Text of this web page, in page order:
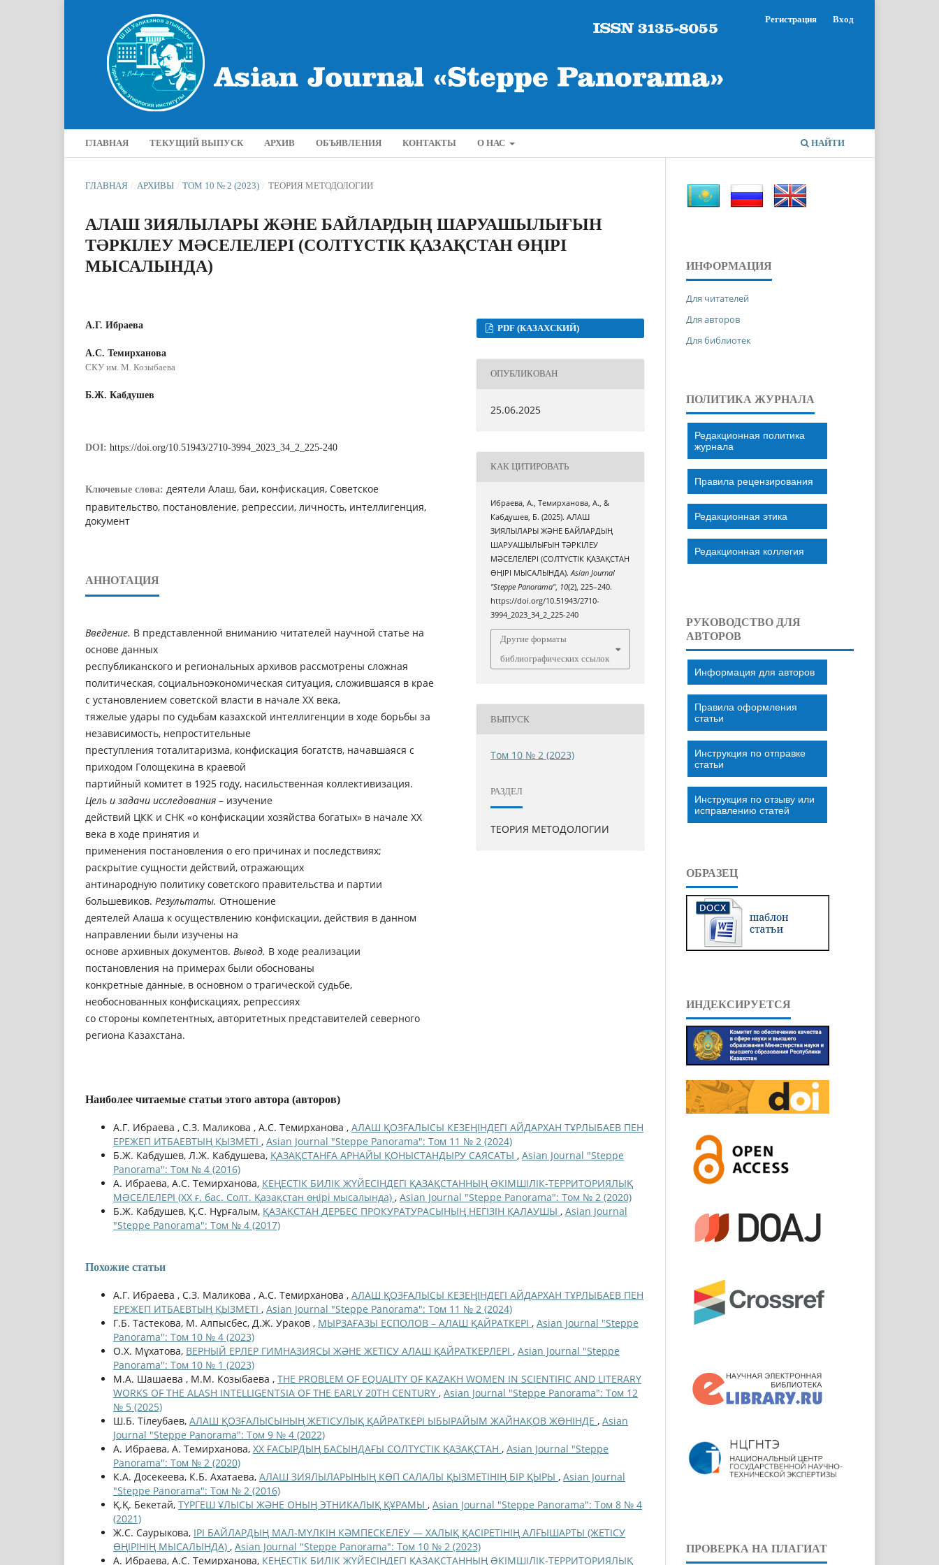
ГЛАВНАЯ ТЕКУЩИЙ ВЫПУСК АРХИВ ОБЪЯВЛЕНИЯ КОНТАКТЫ О НАС НАЙТИ
Регистрация Вход
ГЛАВНАЯ / АРХИВЫ / ТОМ 10 № 2 (2023) / ТЕОРИЯ МЕТОДОЛОГИИ
АЛАШ ЗИЯЛЫЛАРЫ ЖӘНЕ БАЙЛАРДЫҢ ШАРУАШЫЛЫҒЫН
ТӘРКІЛЕУ МӘСЕЛЕЛЕРІ (СОЛТҮСТІК ҚАЗАҚСТАН ӨҢІРІ
МЫСАЛЫНДА)
А.Г. Ибраева
А.С. Темирханова
СКУ им. М. Козыбаева
Б.Ж. Кабдушев
DOI: https://doi.org/10.51943/2710-3994_2023_34_2_225-240
Ключевые слова: деятели Алаш, баи, конфискация, Советское
правительство, постановление, репрессии, личность, интеллигенция,
документ
АННОТАЦИЯ
Введение. В представленной вниманию читателей научной статье на
основе данных
республиканского и региональных архивов рассмотрены сложная
политическая, социальноэкономическая ситуация, сложившаяся в крае
с установлением советской власти в начале ХХ века,
тяжелые удары по судьбам казахской интеллигенции в ходе борьбы за
независимость, непростительные
преступления тоталитаризма, конфискация богатств, начавшаяся с
приходом Голощекина в краевой
партийный комитет в 1925 году, насильственная коллективизация.
Цель и задачи исследования – изучение
действий ЦКК и СНК «о конфискации хозяйства богатых» в начале ХХ
века в ходе принятия и
применения постановления о его причинах и последствиях;
раскрытие сущности действий, отражающих
антинародную политику советского правительства и партии
большевиков. Результаты. Отношение
деятелей Алаша к осуществлению конфискации, действия в данном
направлении были изучены на
основе архивных документов. Вывод. В ходе реализации
постановления на примерах были обоснованы
конкретные данные, в основном о трагической судьбе,
необоснованных конфискациях, репрессиях
со стороны компетентных, авторитетных представителей северного
региона Казахстана.
PDF (КАЗАХСКИЙ)
ОПУБЛИКОВАН
25.06.2025
КАК ЦИТИРОВАТЬ
Ибраева, А., Темирханова, А., &
Кабдушев, Б. (2025). АЛАШ
ЗИЯЛЫЛАРЫ ЖӘНЕ БАЙЛАРДЫҢ
ШАРУАШЫЛЫҒЫН ТӘРКІЛЕУ
МӘСЕЛЕЛЕРІ (СОЛТҮСТІК ҚАЗАҚСТАН
ӨҢІРІ МЫСАЛЫНДА).Asian Journal
"Steppe Panorama", 10(2), 225–240.
https://doi.org/10.51943/2710-
3994_2023_34_2_225-240
Другие форматы
библиографических ссылок
ВЫПУСК
Том 10 № 2 (2023)
РАЗДЕЛ
ТЕОРИЯ МЕТОДОЛОГИИ
Наиболее читаемые статьи этого автора (авторов)
А.Г. Ибраева , С.З. Маликова , А.С. Темирханова , АЛАШ ҚОЗҒАЛЫСЫ КЕЗЕҢІНДЕГІ АЙДАРХАН ТҰРЛЫБАЕВ ПЕН
ЕРЕЖЕП ИТБАЕВТЫҢ ҚЫЗМЕТІ , Asian Journal "Steppe Panorama": Том 11 № 2 (2024)
Б.Ж. Кабдушев, Л.Ж. Кабдушева, ҚАЗАҚСТАНҒА АРНАЙЫ ҚОНЫСТАНДЫРУ САЯСАТЫ , Asian Journal "Steppe
Panorama": Том № 4 (2016)
А. Ибраева, А.С. Темирханова, КЕҢЕСТІК БИЛІК ЖҮЙЕСІНДЕГІ ҚАЗАҚСТАННЫҢ ƏКІМШІЛІК-ТЕРРИТОРИЯЛЫҚ
МƏСЕЛЕЛЕРІ (ХХ ғ. бас. Солт. Қазақстан өңірі мысалында) , Asian Journal "Steppe Panorama": Том № 2 (2020)
Б.Ж. Кабдушев, Қ.С. Нұрғалым, ҚАЗАҚСТАН ДЕРБЕС ПРОКУРАТУРАСЫНЫҢ НЕГІЗІН ҚАЛАУШЫ , Asian Journal
"Steppe Panorama": Том № 4 (2017)
Похожие статьи
А.Г. Ибраева , С.З. Маликова , А.С. Темирханова , АЛАШ ҚОЗҒАЛЫСЫ КЕЗЕҢІНДЕГІ АЙДАРХАН ТҰРЛЫБАЕВ ПЕН
ЕРЕЖЕП ИТБАЕВТЫҢ ҚЫЗМЕТІ , Asian Journal "Steppe Panorama": Том 11 № 2 (2024)
Г.Б. Тастекова, М. Алпысбес, Д.Ж. Ураков , МЫРЗАҒАЗЫ ЕСПОЛОВ – АЛАШ ҚАЙРАТКЕРІ , Asian Journal "Steppe
Panorama": Том 10 № 4 (2023)
О.Х. Мұхатова, ВЕРНЫЙ ЕРЛЕР ГИМНАЗИЯСЫ ЖӘНЕ ЖЕТІСУ АЛАШ ҚАЙРАТКЕРЛЕРІ , Asian Journal "Steppe
Panorama": Том 10 № 1 (2023)
М.А. Шашаева , М.М. Козыбаева , THE PROBLEM OF EQUALITY OF KAZAKH WOMEN IN SCIENTIFIC AND LITERARY
WORKS OF THE ALASH INTELLIGENTSIA OF THE EARLY 20TH CENTURY , Asian Journal "Steppe Panorama": Том 12
№ 5 (2025)
Ш.Б. Тілеубаев, АЛАШ ҚОЗҒАЛЫСЫНЫҢ ЖЕТІСУЛЫҚ ҚАЙРАТКЕРІ ЫБЫРАЙЫМ ЖАЙНАҚОВ ЖӨНІНДЕ , Asian
Journal "Steppe Panorama": Том 9 № 4 (2022)
А. Ибраева, А. Темирханова, ХХ ҒАСЫРДЫҢ БАСЫНДАҒЫ СОЛТҮСТІК ҚАЗАҚСТАН , Asian Journal "Steppe
Panorama": Том № 2 (2020)
К.А. Досекеева, К.Б. Ахатаева, АЛАШ ЗИЯЛЫЛАРЫНЫҢ КӨП САЛАЛЫ ҚЫЗМЕТІНІҢ БІР ҚЫРЫ , Asian Journal
"Steppe Panorama": Том № 2 (2016)
Қ.Қ. Бекетай, ТҮРГЕШ ҰЛЫСЫ ЖӘНЕ ОНЫҢ ЭТНИКАЛЫҚ ҚҰРАМЫ , Asian Journal "Steppe Panorama": Том 8 № 4
(2021)
Ж.С. Саурыкова, ІРІ БАЙЛАРДЫҢ МАЛ-МҮЛКІН КӘМПЕСКЕЛЕУ — ХАЛЫҚ ҚАСІРЕТІНІҢ АЛҒЫШАРТЫ (ЖЕТІСУ
ӨҢІРІНІҢ МЫСАЛЫНДА) , Asian Journal "Steppe Panorama": Том 10 № 2 (2023)
А. Ибраева, А.С. Темирханова, КЕҢЕСТІК БИЛІК ЖҮЙЕСІНДЕГІ ҚАЗАҚСТАННЫҢ ƏКІМШІЛІК-ТЕРРИТОРИЯЛЫҚ
ИНФОРМАЦИЯ
Для читателей
Для авторов
Для библиотек
ПОЛИТИКА ЖУРНАЛА
Редакционная политика
журнала
Правила рецензирования
Редакционная этика
Редакционная коллегия
РУКОВОДСТВО ДЛЯ
АВТОРОВ
Информация для авторов
Правила оформления
статьи
Инструкция по отправке
статьи
Инструкция по отзыву или
исправлению статей
ОБРАЗЕЦ
ИНДЕКСИРУЕТСЯ
ПРОВЕРКА НА ПЛАГИАТ